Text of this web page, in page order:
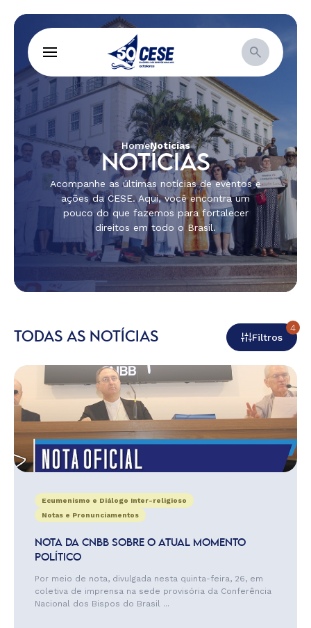
HomeNotícias
NOTÍCIAS
Acompanhe as últimas notícias de eventos e
ações da CESE. Aqui, você encontra um
pouco do que fazemos para fortalecer
direitos em todo o Brasil.
TODAS AS NOTÍCIAS Filtros
4
Ecumenismo e Diálogo Inter-religioso
Notas e Pronunciamentos
NOTA DA CNBB SOBRE O ATUAL MOMENTO
POLÍTICO
Por meio de nota, divulgada nesta quinta-feira, 26, em
coletiva de imprensa na sede provisória da Conferência
Nacional dos Bispos do Brasil ...